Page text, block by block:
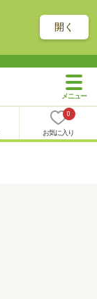
開く
0
お気に入り